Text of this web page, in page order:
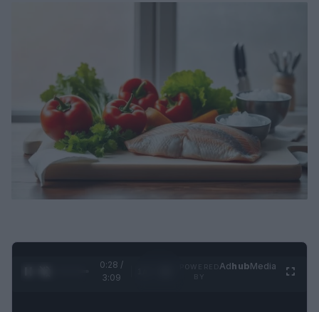
0:29 /
3:09
AdhubMedia